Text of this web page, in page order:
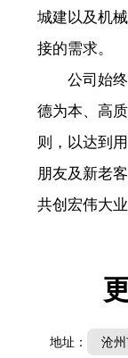
城建以及机
接的需求。
公司始终
德为本、高
则，以达到
朋友及新老
共创宏伟大业
地址： 沧